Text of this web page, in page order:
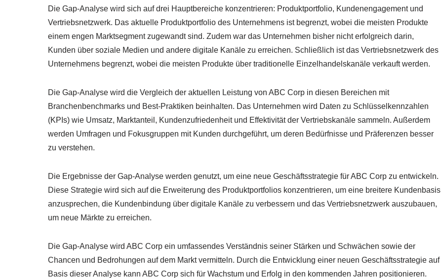
Die Gap-Analyse wird sich auf drei Hauptbereiche konzentrieren: Produktportfolio, Kundenengagement und
Vertriebsnetzwerk. Das aktuelle Produktportfolio des Unternehmens ist begrenzt, wobei die meisten Produkte
einem engen Marktsegment zugewandt sind. Zudem war das Unternehmen bisher nicht erfolgreich darin,
Kunden über soziale Medien und andere digitale Kanäle zu erreichen. Schließlich ist das Vertriebsnetzwerk des
Unternehmens begrenzt, wobei die meisten Produkte über traditionelle Einzelhandelskanäle verkauft werden.
Die Gap-Analyse wird die Vergleich der aktuellen Leistung von ABC Corp in diesen Bereichen mit
Branchenbenchmarks und Best-Praktiken beinhalten. Das Unternehmen wird Daten zu Schlüsselkennzahlen
(KPIs) wie Umsatz, Marktanteil, Kundenzufriedenheit und Effektivität der Vertriebskanäle sammeln. Außerdem
werden Umfragen und Fokusgruppen mit Kunden durchgeführt, um deren Bedürfnisse und Präferenzen besser
zu verstehen.
Die Ergebnisse der Gap-Analyse werden genutzt, um eine neue Geschäftsstrategie für ABC Corp zu entwickeln.
Diese Strategie wird sich auf die Erweiterung des Produktportfolios konzentrieren, um eine breitere Kundenbasis
anzusprechen, die Kundenbindung über digitale Kanäle zu verbessern und das Vertriebsnetzwerk auszubauen,
um neue Märkte zu erreichen.
Die Gap-Analyse wird ABC Corp ein umfassendes Verständnis seiner Stärken und Schwächen sowie der
Chancen und Bedrohungen auf dem Markt vermitteln. Durch die Entwicklung einer neuen Geschäftsstrategie auf
Basis dieser Analyse kann ABC Corp sich für Wachstum und Erfolg in den kommenden Jahren positionieren.